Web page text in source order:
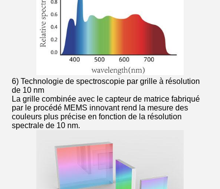
6) Technologie de spectroscopie par grille à résolution
de 10 nm
La grille combinée avec le capteur de matrice fabriqué
par le procédé MEMS innovant rend la mesure des
couleurs plus précise en fonction de la résolution
spectrale de 10 nm.